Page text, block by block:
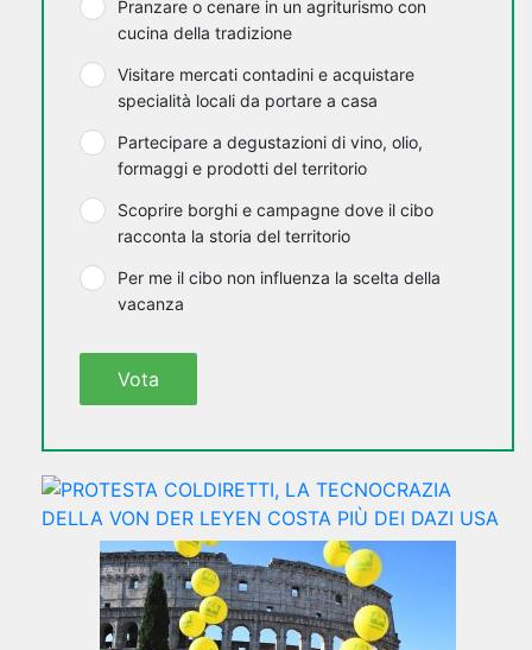
Pranzare o cenare in un agriturismo con
cucina della tradizione
Visitare mercati contadini e acquistare
specialità locali da portare a casa
Partecipare a degustazioni di vino, olio,
formaggi e prodotti del territorio
Scoprire borghi e campagne dove il cibo
racconta la storia del territorio
Per me il cibo non influenza la scelta della
vacanza
Vota